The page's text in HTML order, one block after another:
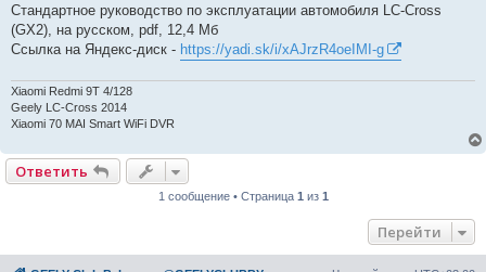
т
а
н
е
с
о
б
е
н
и
Стандартное руководство по эксплуатации автомобиля LC-Cross
(GX2), на русском, pdf, 12,4 Мб
Ссылка на Яндекс-диск - https://yadi.sk/i/xAJrzR4oeIMI-g
Xiaomi Redmi 9Т 4/128
Geely LC-Cross 2014
Xiaomi 70 MAI Smart WiFi DVR
Ответить
1 сообщение • Страница 1 из 1
Перейти